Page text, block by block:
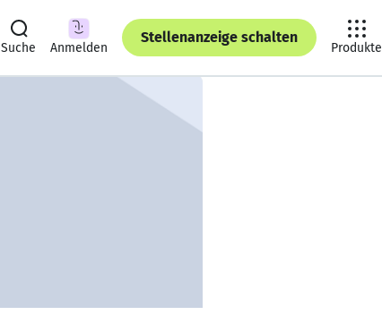
Suche Anmelden
Stellenanzeige schalten
Produkte